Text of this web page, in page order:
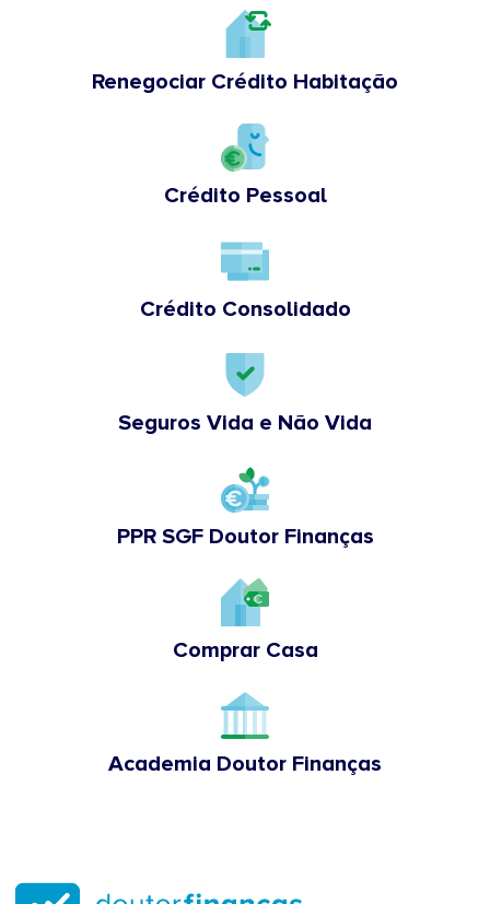
Renegociar Crédito Habitação
Crédito Pessoal
Crédito Consolidado
Seguros Vida e Não Vida
PPR SGF Doutor Finanças
Comprar Casa
Academia Doutor Finanças